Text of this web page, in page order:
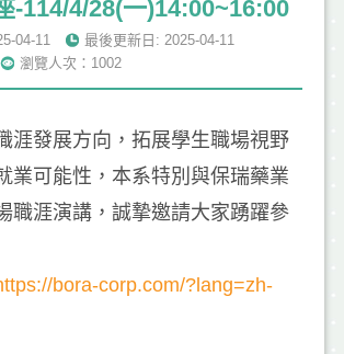
-114/4/28(一)14:00~16:00
04-11
最後更新日: 2025-04-11
瀏覽人次：1002
涯發展方向，拓展學生職場視野
業可能性，本系特別與保瑞藥業
職涯演講，誠摯邀請大家踴躍參
bora-corp.com/?lang=zh-